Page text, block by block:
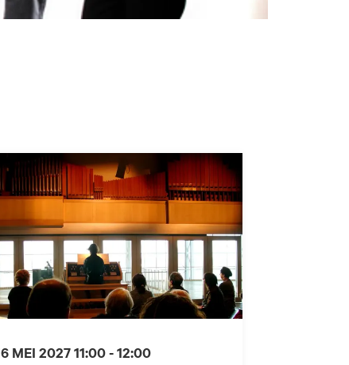
MEI 202711:00 - 12:00